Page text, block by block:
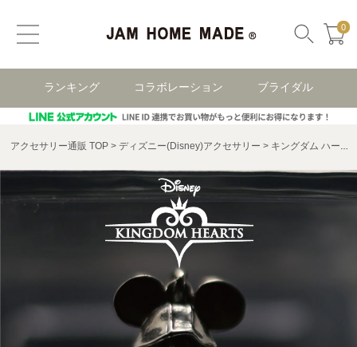
0
ランキング コラボレーション ブライダル
アクセサリー通販 TOP ディズニー(Disney)アクセサリー キングダム ハーツ （KINGDOM HEARTS）